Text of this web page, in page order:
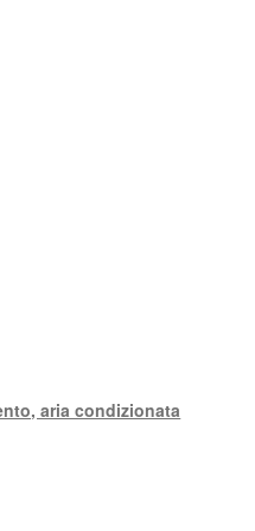
aria condizionata